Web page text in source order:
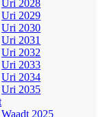
Uri 2028
Uri 2029
Uri 2030
Uri 2031
Uri 2032
Uri 2033
Uri 2034
Uri 2035
Waadt 2025